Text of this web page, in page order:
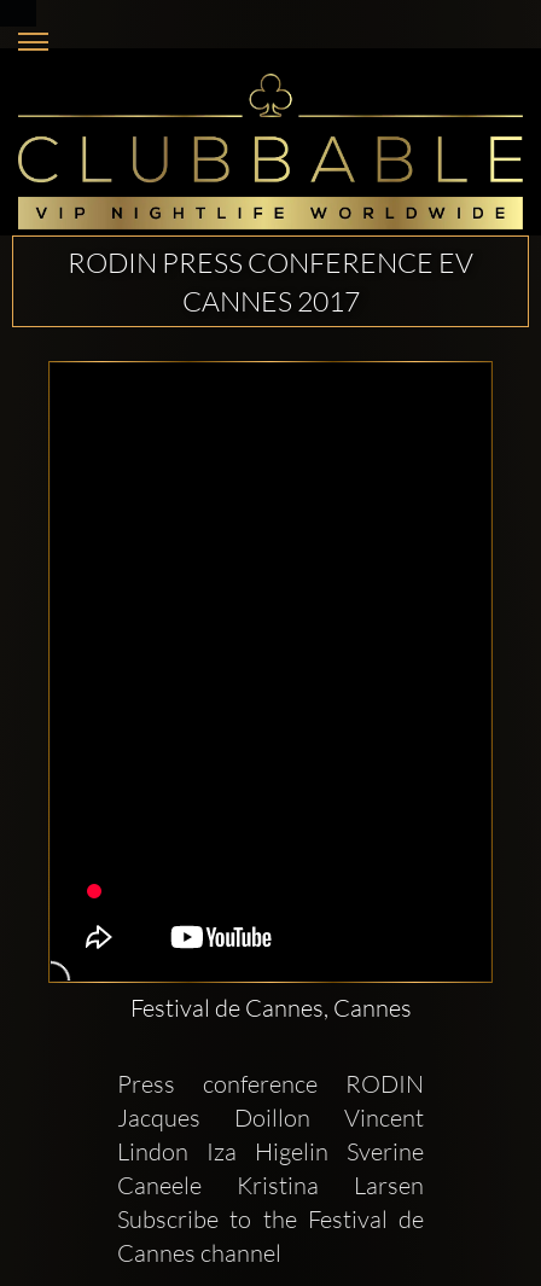
RODIN PRESS CONFERENCE EV
CANNES 2017
Festival de Cannes, Cannes
Press conference RODIN
Jacques Doillon Vincent
Lindon Iza Higelin Sverine
Caneele Kristina Larsen
Subscribe to the Festival de
Cannes channel